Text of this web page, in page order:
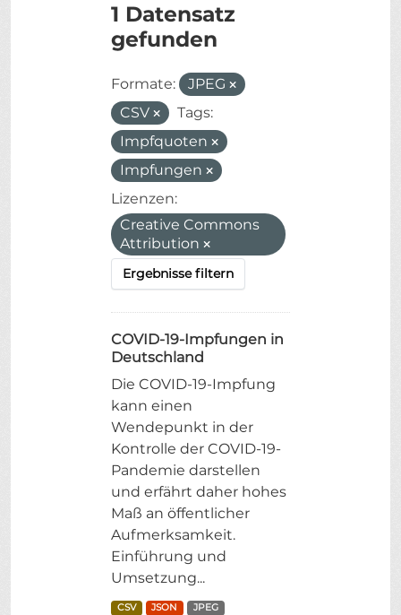
1 Datensatz
gefunden
Formate:
JPEG
CSV
Tags:
Impfquoten
Impfungen
Lizenzen:
Creative Commons
Attribution
Ergebnisse filtern
COVID-19-Impfungen in
Deutschland
Die COVID-19-Impfung
kann einen
Wendepunkt in der
Kontrolle der COVID-19-
Pandemie darstellen
und erfährt daher hohes
Maß an öffentlicher
Aufmerksamkeit.
Einführung und
Umsetzung...
CSV JSON JPEG